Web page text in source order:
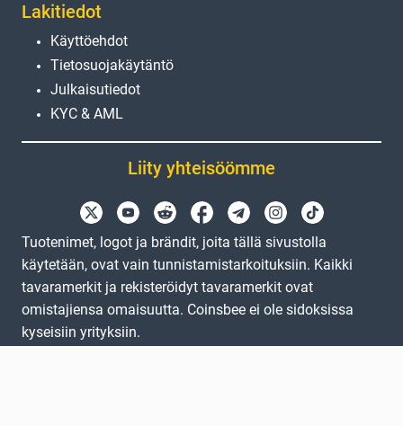
Lakitiedot
Käyttöehdot
Tietosuojakäytäntö
Julkaisutiedot
KYC & AML
Liity yhteisöömme
Tuotenimet, logot ja brändit, joita tällä sivustolla
käytetään, ovat vain tunnistamistarkoituksiin. Kaikki
tavaramerkit ja rekisteröidyt tavaramerkit ovat
omistajiensa omaisuutta. Coinsbee ei ole sidoksissa
kyseisiin yrityksiin.